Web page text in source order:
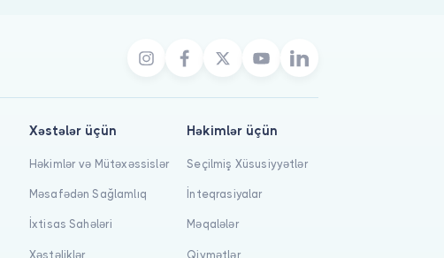
Xəstələr üçün
Həkimlər və Mütəxəssislər
Məsafədən Sağlamlıq
İxtisas Sahələri
Xəstəliklər
Həkimlər üçün
Seçilmiş Xüsusiyyətlər
İnteqrasiyalar
Məqalələr
Qiymətlər